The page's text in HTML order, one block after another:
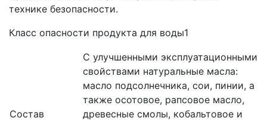
технике безопасности.
Класс опасности продукта для воды1
Состав
С улучшенными эксплуатационными
свойствами натуральные масла:
масло подсолнечника, сои, пинии, а
также осотовое, рапсовое масло,
древесные смолы, кобальтовое и